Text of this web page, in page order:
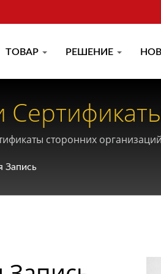
ТОВАР РЕШЕНИЕ
Кабельных
сторонних
Запись